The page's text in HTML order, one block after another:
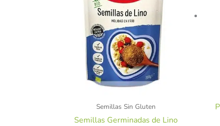
Semillas Sin Gluten
Semillas Germinadas de Lino